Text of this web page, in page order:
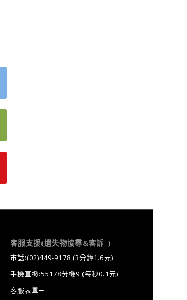
客服支援(遺失物協尋&客訴↓)
市話:(02)449-9178 (3分鐘1.6元)
手機直撥:55178分機9 (每秒0.1元)
客服表單⭢